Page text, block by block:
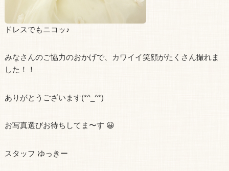
ドレスでもニコッ♪
みなさんのご協力のおかげで、カワイイ笑顔がたくさん撮れま
した！！
ありがとうございます(*^_^*)
お写真選びお待ちしてま〜す 😀
スタッフ ゆっきー